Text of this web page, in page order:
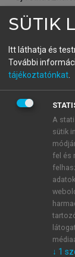
A regisztráció
ÚJ
1 óra
E-MAIL-CÍM
SÜTIK
Itt láthatja és
További
tájékoztatónkat
A
sütik
fel és
↓ 1